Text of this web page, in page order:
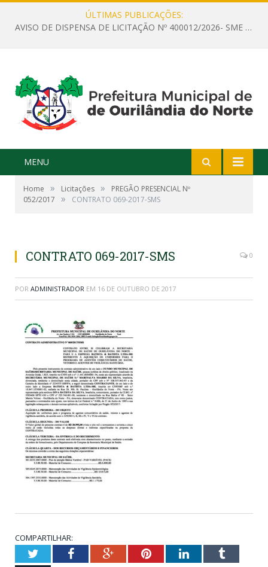
ÚLTIMAS PUBLICAÇÕES:
AVISO DE DISPENSA DE LICITAÇÃO Nº 400012/2026- SME – CONTRATAÇÃO DE EMPRESA ESPECIALIZADA PARA LOCAÇÃO DE ÔNIBUS EXECUTIVO COM CAPACIDADE DE 60 (SESSENTA) POLTRONAS, PARA TRANSPORTAR PROFESSORES RESPONSÁVEIS E ALUNOS PARA BRASÍLIA, COM SAÍDA DIA 10/08/2026 E RETORNO DIA 14/08/2026
MENU
Home » Licitações »
PREGÃO PRESENCIAL Nº
052/2017
» CONTRATO 069-2017-SMS
CONTRATO 069-2017-SMS 0
POR ADMINISTRADOR EM 16 DE OUTUBRO DE 2017
COMPARTILHAR:
TwitterFacebookGoogle+PinterestLinkedInTumblr